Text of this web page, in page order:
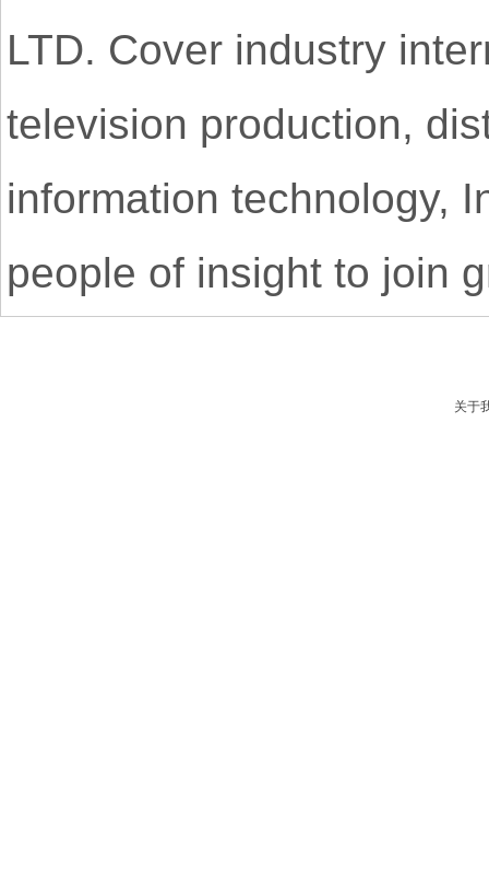
LTD. Cover industry
television production,
information technology,
people of insight to join
关于